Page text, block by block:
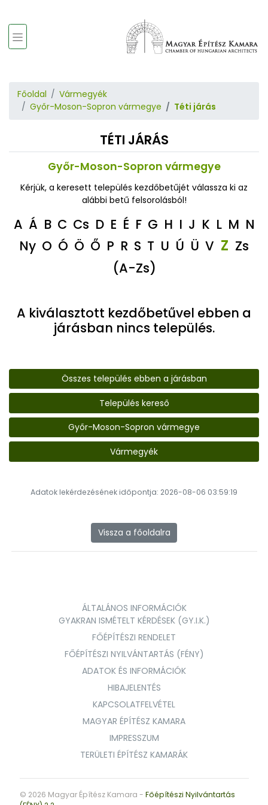
Főoldal
Vármegyék
Győr-Moson-Sopron vármegye
Téti járás
TÉTI JÁRÁS
Győr-Moson-Sopron vármegye
Kérjük, a keresett település kezdőbetűjét válassza ki az
alábbi betű felsorolásból!
A Á B C Cs D E É F G H I J K L M N
Ny O Ó Ö Ő P R S T U Ú Ü V Z Zs
(A-Zs)
A kiválasztott kezdőbetűvel ebben a
járásban nincs település.
Összes település ebben a járásban
Település kereső
Győr-Moson-Sopron vármegye
Vármegyék
Adatok lekérdezésének időpontja: 2026-08-06 03:59:19
Vissza a főoldalra
ÁLTALÁNOS INFORMÁCIÓK
GYAKRAN ISMÉTELT KÉRDÉSEK (GY.I.K.)
FŐÉPÍTÉSZI RENDELET
FŐÉPÍTÉSZI NYILVÁNTARTÁS (FÉNY)
ADATOK ÉS INFORMÁCIÓK
HIBAJELENTÉS
KAPCSOLATFELVÉTEL
MAGYAR ÉPÍTÉSZ KAMARA
IMPRESSZUM
TERÜLETI ÉPÍTÉSZ KAMARÁK
© 2026 Magyar Építész Kamara - Főépítészi Nyilvántartás